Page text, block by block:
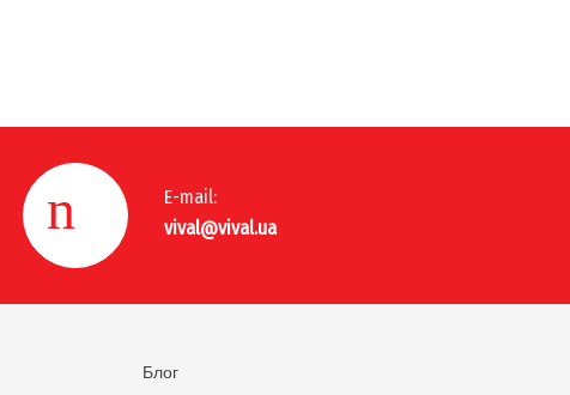
E-mail:
vival@vival.ua
Блог